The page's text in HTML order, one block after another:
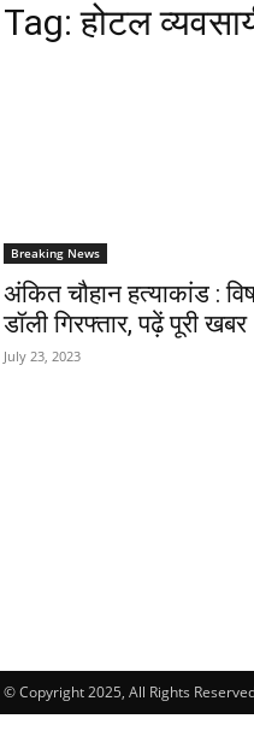
Tag:होटल
Breaking News
अंकित चौहान हत्याकांड :
डॉली गिरफ्तार, पढ़ें पूरी खबर
July 23, 2023
© Copyright 2025, All Rights